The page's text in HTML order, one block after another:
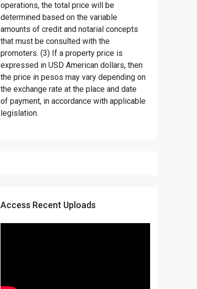
operations, the total price will be
determined based on the variable
amounts of credit and notarial concepts
that must be consulted with the
promoters. (3) If a property price is
expressed in USD American dollars, then
the price in pesos may vary depending on
the exchange rate at the place and date
of payment, in accordance with applicable
legislation.
Access Recent Uploads